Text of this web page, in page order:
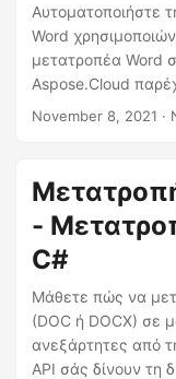
σ
Αυτοματοποιήστε
Word
μετατροπέα Word
Aspose.Cloud
προσφέρουν τις
υποστηριζόμενες
εγγράφων,
σε PDF στο Zapier
αρχεία εγγράφων
στην υπηρεσία
αυτοματοποιείτε
ευκολία.
November 8, 2021 ·
-
C#
Μάθετε πώς να
(DOC ή DOCX) σε
ανεξάρτητες από
API σάς δίνουν τη